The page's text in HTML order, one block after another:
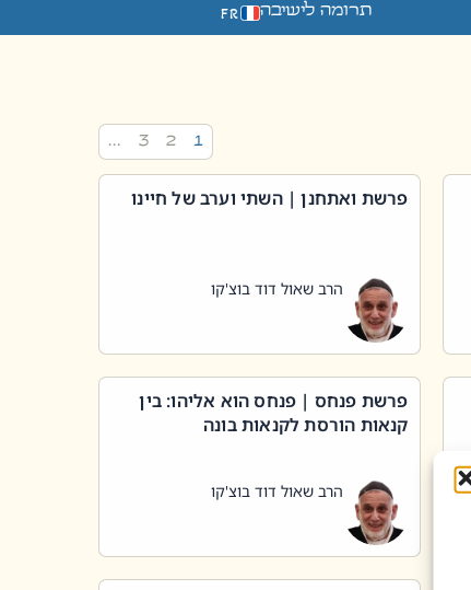
תרומה לישיבה FR
1
2
3
…
פרשת ואתחנן | השתי וערב של חיינו
הרב שאול דוד בוצ'קו
פרשת פנחס | פנחס הוא אליהו: בין
קנאות הורסת לקנאות בונה
הרב שאול דוד בוצ'קו